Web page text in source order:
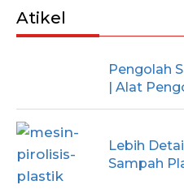
Atikel
Pengolah
| Alat
Lebih
Sampah